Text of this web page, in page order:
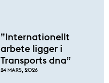
”Internationellt
arbete ligger i
Transports dna”
24 MARS, 2026